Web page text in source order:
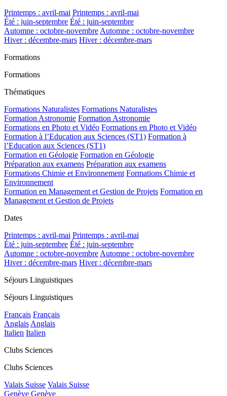
Printemps : avril-mai Printemps : avril-mai
Été : juin-septembre Été : juin-septembre
Automne : octobre-novembre Automne : octobre-novembre
Hiver : décembre-mars Hiver : décembre-mars
Formations
Formations
Thématiques
Formations Naturalistes Formations Naturalistes
Formation Astronomie Formation Astronomie
Formations en Photo et Vidéo Formations en Photo et Vidéo
Formation à l’Education aux Sciences (ST1) Formation à
l’Education aux Sciences (ST1)
Formation en Géologie Formation en Géologie
Préparation aux examens Préparation aux examens
Formations Chimie et Environnement Formations Chimie et
Environnement
Formation en Management et Gestion de Projets Formation en
Management et Gestion de Projets
Dates
Printemps : avril-mai Printemps : avril-mai
Été : juin-septembre Été : juin-septembre
Automne : octobre-novembre Automne : octobre-novembre
Hiver : décembre-mars Hiver : décembre-mars
Séjours Linguistiques
Séjours Linguistiques
Français Français
Anglais Anglais
Italien Italien
Clubs Sciences
Clubs Sciences
Valais Suisse Valais Suisse
Genève Genève